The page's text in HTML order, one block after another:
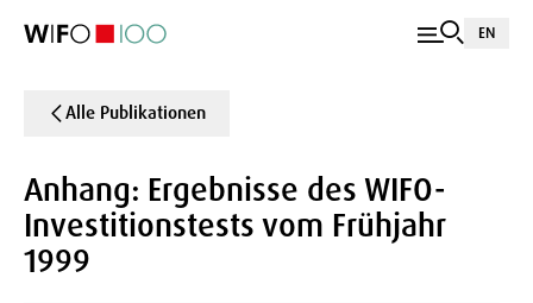
EN
Alle Publikationen
Anhang: Ergebnisse des WIFO-
Investitionstests vom Frühjahr
1999